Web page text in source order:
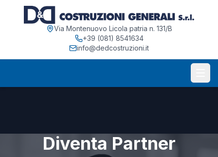
Via Montenuovo Licola patria n. 131/B
+39 (081) 8541634
info@dedcostruzioni.it
Diventa Partner